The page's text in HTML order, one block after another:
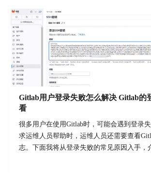
在安全性方面，GitLab提供了多层次
包括两因素认证、审计日志、权限审
业级用户的数据安全。此外，GitLab
域名和SSL证书，使得企业能够轻松
成到现有的IT基础设施中。
然而，GitLab也存在一些挑战和局限
于一些小型团队或个人开发者来说，
高级功能可能显得过于复杂，需要一
与某些第三方服务的集成可能需要
护工作。
制化，对于追求高效软件开发流程
Gitlab用户登录失败怎么解决 Gitlab的
看
很多用户在使用Gitlab时，可能会遇到登录
求运维人员帮助时，运维人员还需要查看
志。下面我将从登录失败的常见原因入手，
解决方案，并讲解如何查看和分析Gitlab的